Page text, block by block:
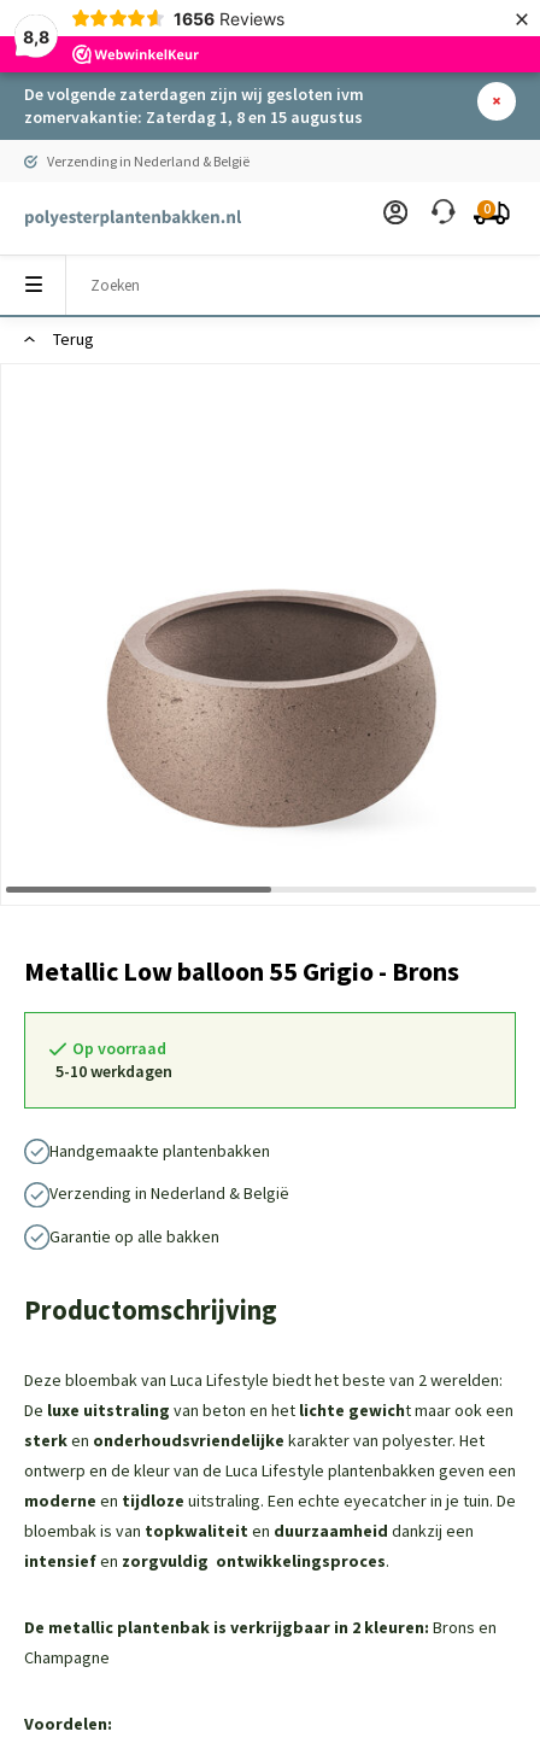
8,8
1656 Reviews ×
De volgende zaterdagen zijn wij gesloten ivm
zomervakantie: Zaterdag 1, 8 en 15 augustus
Verzending in Nederland & België
0
Terug
Metallic Low balloon 55 Grigio - Brons
Op voorraad
5-10 werkdagen
Handgemaakte plantenbakken
Verzending in Nederland & België
Garantie op alle bakken
Productomschrijving
Deze bloembak van Luca Lifestyle biedt het beste van 2 werelden:
De luxe uitstraling van beton en het lichte gewicht maar ook een
sterken onderhoudsvriendelijke karakter van polyester. Het
ontwerp en de kleur van de Luca Lifestyle plantenbakken geven een
moderne en tijdloze uitstraling. Een echte eyecatcher in je tuin. De
bloembak is van topkwaliteit en duurzaamheid dankzij een
intensiefen zorgvuldig ontwikkelingsproces.
De metallic plantenbak is verkrijgbaar in 2 kleuren: Brons en
Champagne
Voordelen: